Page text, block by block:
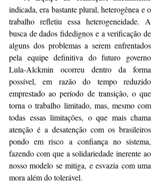
indicada, era bastante plural, heterogênea e o
trabalho refletiu essa heterogeneidade. A
busca de dados fidedignos e a verificação de
alguns dos problemas a serem enfrentados
pela equipe definitiva do futuro governo
Lula-Alckmin ocorreu dentro da forma
possível, em razão do tempo reduzido
emprestado ao período de transição, o que
torna o trabalho limitado, mas, mesmo com
todas essas limitações, o que mais chama
atenção é a desatenção com os brasileiros
pondo em risco a confiança no sistema,
fazendo com que a solidariedade inerente ao
nosso modelo se mitiga, e esvazia com uma
mora além do tolerável.